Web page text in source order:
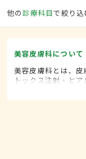
他の 診療科目で絞り込
美容皮膚科について
美容皮膚科とは、
トックス注射・ヒ
ビ治療など美容を
です。